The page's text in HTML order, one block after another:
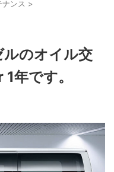
ンス >
のオイル交
年です。